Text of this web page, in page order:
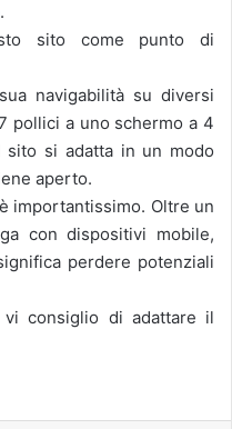
.
sito come punto di
navigabilità su diversi
pollici a uno schermo a 4
si adatta in un modo
aperto.
importantissimo. Oltre un
con dispositivi mobile,
perdere potenziali
consiglio di adattare il